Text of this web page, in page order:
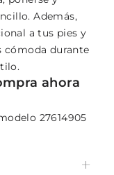
Además,
a tus pies y
cómoda durante
ahora
27614905